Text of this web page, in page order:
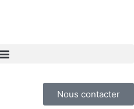
Nous contacter